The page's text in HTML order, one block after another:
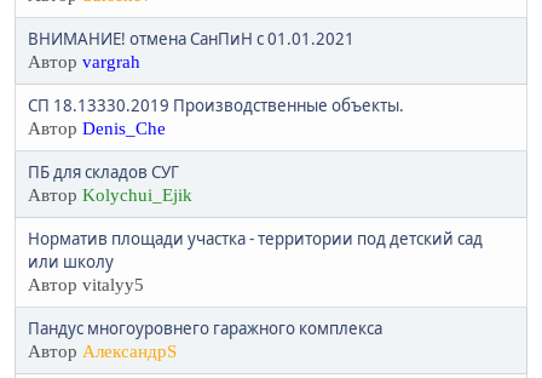
ВНИМАНИЕ! отмена СанПиН с 01.01.2021
Автор vargrah
СП 18.13330.2019 Производственные объекты.
Автор Denis_Che
ПБ для складов СУГ
Автор Kolychui_Ejik
Норматив площади участка - территории под детский сад
или школу
Автор vitalyy5
Пандус многоуровнего гаражного комплекса
Автор АлександрS